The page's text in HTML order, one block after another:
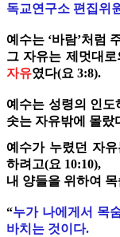
독교연구소 편집위
예수는 ‘바람’처럼
그 자유는 제멋대
자유였다(요 3:8).
예수는 성령의 인
솟는 자유밖에 몰랐
예수가 누렸던 자
하려고(요 10:10),
내 양들을 위하여
“누가 나에게서 목
바치는 것이다.